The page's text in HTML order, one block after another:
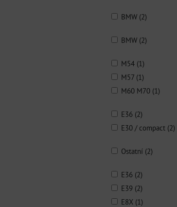
BMW (2)
BMW (2)
M54 (1)
M57 (1)
M60 M70 (1)
E36 (2)
E30 / compact (2)
Ostatní (2)
E36 (2)
E39 (2)
E8X (1)